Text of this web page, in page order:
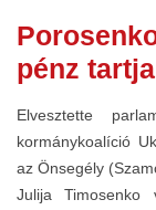
pénz
Elvesztette
kormánykoalíció
az Önsegély
Julija Timosenko